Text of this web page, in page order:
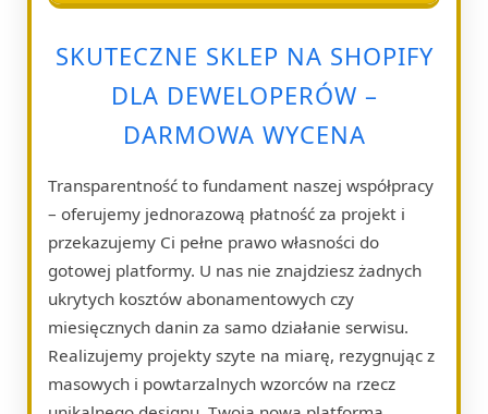
SKUTECZNE SKLEP NA SHOPIFY
DLA DEWELOPERÓW –
DARMOWA WYCENA
Transparentność to fundament naszej współpracy
– oferujemy jednorazową płatność za projekt i
przekazujemy Ci pełne prawo własności do
gotowej platformy. U nas nie znajdziesz żadnych
ukrytych kosztów abonamentowych czy
miesięcznych danin za samo działanie serwisu.
Realizujemy projekty szyte na miarę, rezygnując z
masowych i powtarzalnych wzorców na rzecz